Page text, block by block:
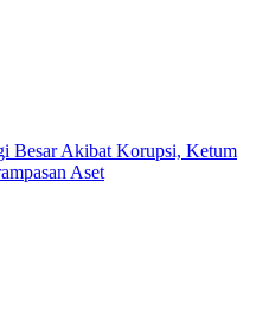
Besar Akibat Korupsi, Ketum
Aset